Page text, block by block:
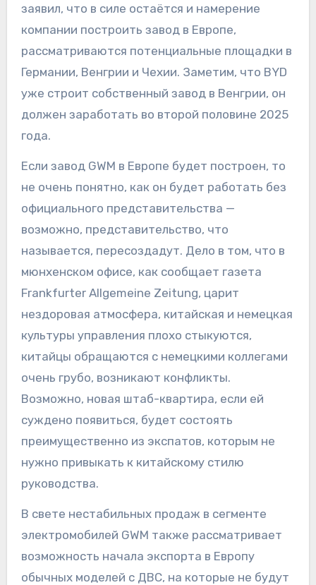
заявил, что в силе остаётся и намерение
компании построить завод в Европе,
рассматриваются потенциальные площадки в
Германии, Венгрии и Чехии. Заметим, что BYD
уже строит собственный завод в Венгрии, он
должен заработать во второй половине 2025
года.
Если завод GWM в Европе будет построен, то
не очень понятно, как он будет работать без
официального представительства —
возможно, представительство, что
называется, пересоздадут. Дело в том, что в
мюнхенском офисе, как сообщает газета
Frankfurter Allgemeine Zeitung, царит
нездоровая атмосфера, китайская и немецкая
культуры управления плохо стыкуются,
китайцы обращаются с немецкими коллегами
очень грубо, возникают конфликты.
Возможно, новая штаб-квартира, если ей
суждено появиться, будет состоять
преимущественно из экспатов, которым не
нужно привыкать к китайскому стилю
руководства.
В свете нестабильных продаж в сегменте
электромобилей GWM также рассматривает
возможность начала экспорта в Европу
обычных моделей с ДВС, на которые не будут